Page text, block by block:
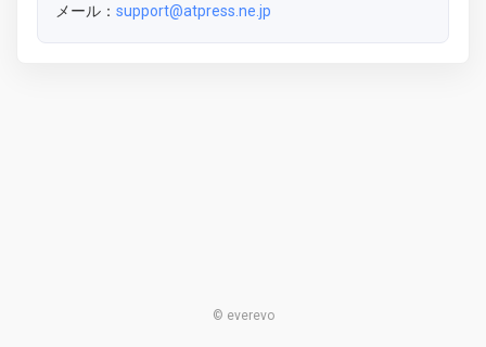
メール： support@atpress.ne.jp
© everevo